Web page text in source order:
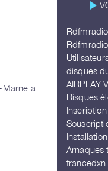
play_arrow
disques
AIRPLAY
Risques
Arnaques
francedxn
a